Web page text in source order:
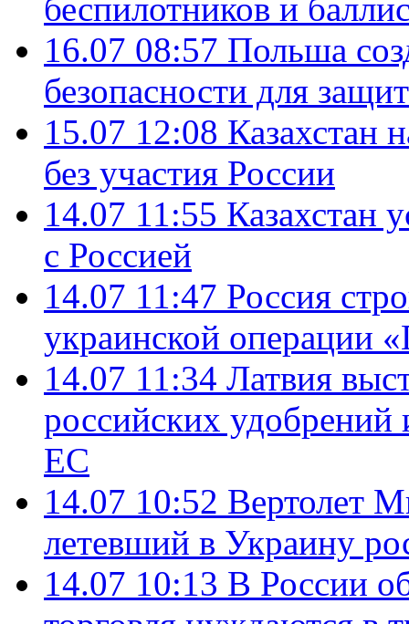
беспилотников и
16.07 08:57 Польша
безопасности для
15.07 12:08 Казахстан
без участия России
14.07 11:55 Казахстан
с Россией
14.07 11:47 Россия
украинской операции
14.07 11:34 Латвия
российских
ЕС
14.07 10:52 Вертолет
летевший в Украину
14.07 10:13 В России